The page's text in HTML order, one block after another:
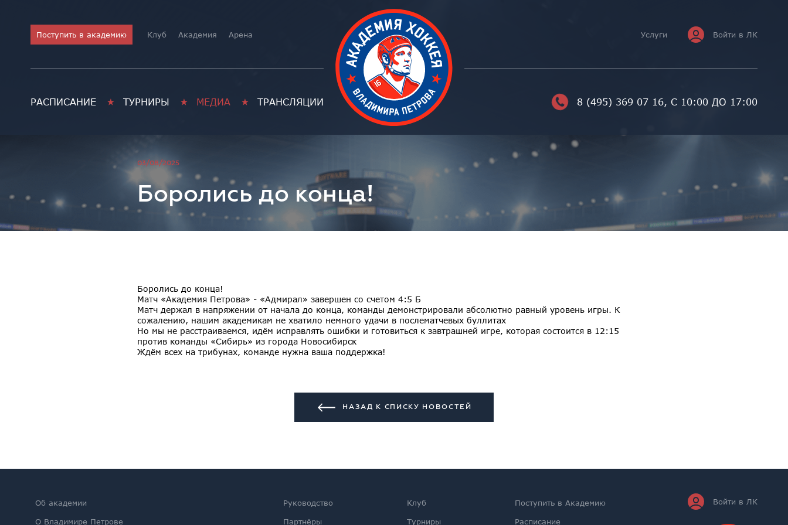
Поступить в академию Клуб Академия Арена Услуги Войти в ЛК
РАСПИСАНИЕ ТУРНИРЫ МЕДИА ТРАНСЛЯЦИИ 8 (495) 369 07 16, С 10:00 ДО 17:00
Академия хоккея им. В.В. Петрова
03/08/2025
Боролись до конца!
Боролись до конца!
Матч «Академия Петрова» - «Адмирал» завершен со счетом 4:5 Б
Матч держал в напряжении от начала до конца, команды демонстрировали абсолютно равный уровень игры. К
сожалению, нашим академикам не хватило немного удачи в послематчевых буллитах
Но мы не расстраиваемся, идём исправлять ошибки и готовиться к завтрашней игре, которая состоится в 12:15
против команды «Сибирь» из города Новосибирск
Ждём всех на трибунах, команде нужна ваша поддержка!
НАЗАД К СПИСКУ НОВОСТЕЙ
Об академии
О Владимире Петрове
Руководство
Партнёры
Клуб
Турниры
Поступить в Академию
Расписание
Войти в ЛК